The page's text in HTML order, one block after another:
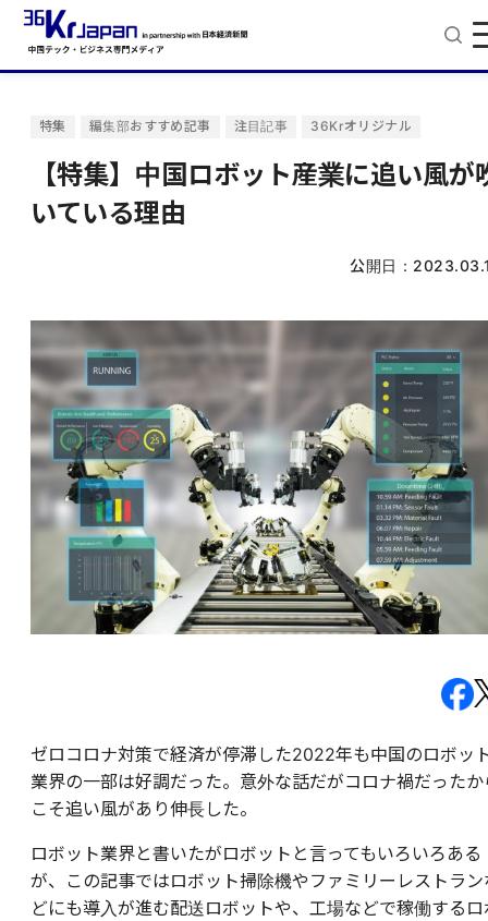
特集 編集部おすすめ記事 注目記事 36Krオリジナル
【特集】中国ロボット産業に追い風が
いている理由
公開日：
ゼロコロナ対策で経済が停滞した2022年も中国のロボッ
業界の一部は好調だった。意外な話だがコロナ禍だったか
こそ追い風があり伸長した。
ロボット業界と書いたがロボットと言ってもいろいろある
が、この記事ではロボット掃除機やファミリーレストラン
どにも導入が進む配送ロボットや、工場などで稼働するロ